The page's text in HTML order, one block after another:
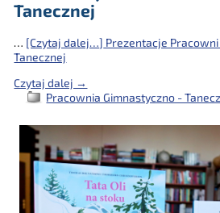
Tanecznej
… [Czytaj dalej…] Prezentacje
Tanecznej
Czytaj dalej →
Pracownia Gimnastyczno -